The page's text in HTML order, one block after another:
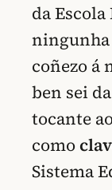
da
ningunha
coñezo á
ben sei
tocante
como
Sistema